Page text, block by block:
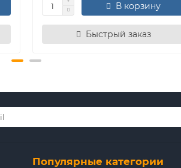
В корзину
Быстрый заказ
Популярные категории